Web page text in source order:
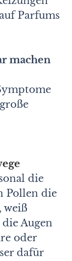
Parfums
machen
die
Pollen die
weiß
Augen
oder
dafür